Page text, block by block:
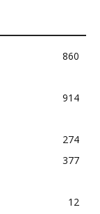
860
914
274
377
12